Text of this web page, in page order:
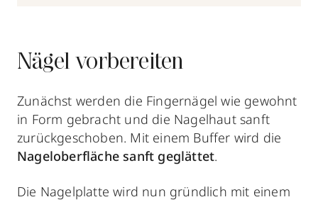
Nägel vorbereiten
Zunächst werden die Fingernägel wie gewohnt
in Form gebracht und die Nagelhaut sanft
zurückgeschoben. Mit einem Buffer wird die
Nageloberfläche sanft geglättet.
Die Nagelplatte wird nun gründlich mit einem